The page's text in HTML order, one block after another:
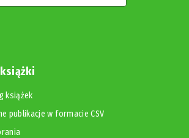
książek
publikacje w formacie CSV